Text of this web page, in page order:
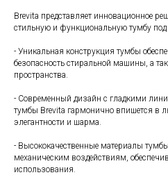
Brevita представляет инновационное
стильную и функциональную тумбу
- Уникальная конструкция тумбы
безопасность стиральной машины, а
пространства.
- Современный дизайн с гладкими
тумбы Brevita гармонично впишется в
элегантности и шарма.
- Высококачественные материалы
механическим воздействиям,
использования.